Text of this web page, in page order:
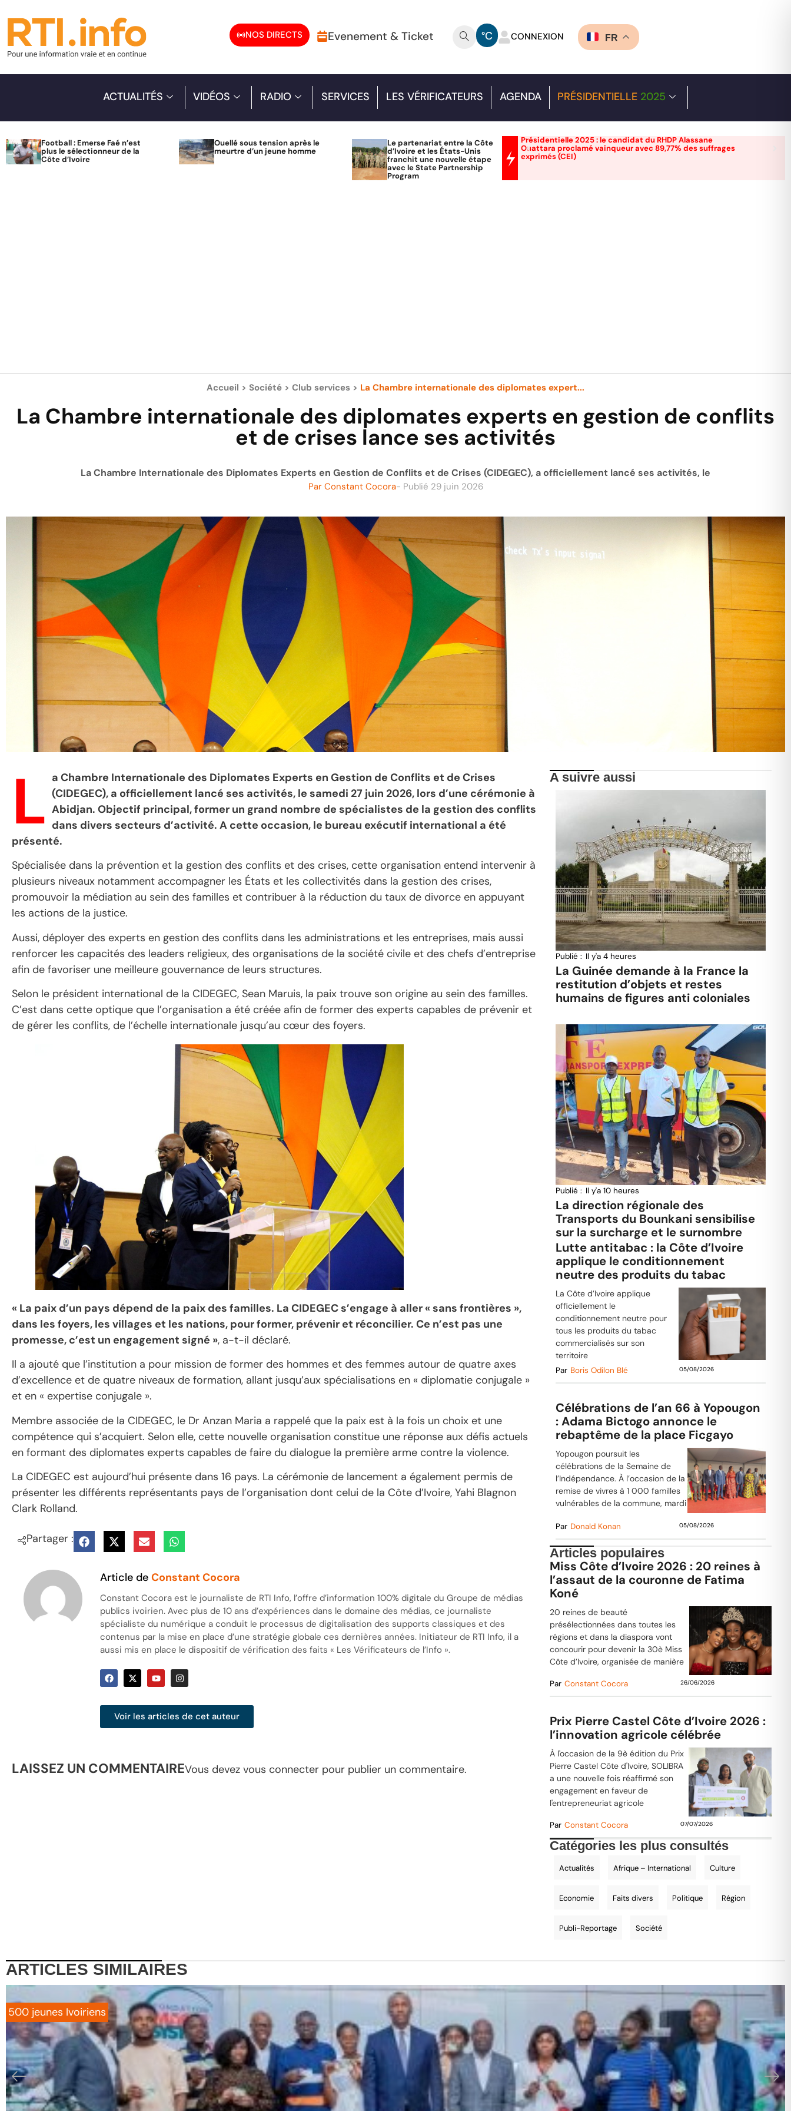
NOS DIRECTS Evenement & Ticket °C CONNEXION FR
ACTUALITÉS VIDÉOS RADIO SERVICES LES VÉRIFICATEURS AGENDA PRÉSIDENTIELLE 2025
Football : Emerse Faé n’est
plus le sélectionneur de la
Côte d’Ivoire
Ouellé sous tension après le
meurtre d’un jeune homme
Le partenariat entre la Côte
d’Ivoire et les États-Unis
franchit une nouvelle étape
avec le State Partnership
Program
Présidentielle 2025 : le candidat du RHDP Alassane
Ouattara proclamé vainqueur avec 89,77% des suffrages
exprimés (CEI)
Accueil > Société > Club services > La Chambre internationale des diplomates expert...
La Chambre internationale des diplomates experts en gestion de conflits
et de crises lance ses activités
La Chambre Internationale des Diplomates Experts en Gestion de Conflits et de Crises (CIDEGEC), a officiellement lancé ses activités, le
Par Constant Cocora- Publié 29 juin 2026
L a Chambre Internationale des Diplomates Experts en Gestion de Conflits et de Crises
(CIDEGEC), a officiellement lancé ses activités, le samedi 27 juin 2026, lors d’une cérémonie à
Abidjan. Objectif principal, former un grand nombre de spécialistes de la gestion des conflits
dans divers secteurs d’activité. A cette occasion, le bureau exécutif international a été
présenté.
Spécialisée dans la prévention et la gestion des conflits et des crises, cette organisation entend intervenir à
plusieurs niveaux notamment accompagner les États et les collectivités dans la gestion des crises,
promouvoir la médiation au sein des familles et contribuer à la réduction du taux de divorce en appuyant
les actions de la justice.
Aussi, déployer des experts en gestion des conflits dans les administrations et les entreprises, mais aussi
renforcer les capacités des leaders religieux, des organisations de la société civile et des chefs d’entreprise
afin de favoriser une meilleure gouvernance de leurs structures.
Selon le président international de la CIDEGEC, Sean Maruis, la paix trouve son origine au sein des familles.
C’est dans cette optique que l’organisation a été créée afin de former des experts capables de prévenir et
de gérer les conflits, de l’échelle internationale jusqu’au cœur des foyers.
« La paix d’un pays dépend de la paix des familles. La CIDEGEC s’engage à aller « sans frontières »,
dans les foyers, les villages et les nations, pour former, prévenir et réconcilier. Ce n’est pas une
promesse, c’est un engagement signé », a-t-il déclaré.
Il a ajouté que l’institution a pour mission de former des hommes et des femmes autour de quatre axes
d’excellence et de quatre niveaux de formation, allant jusqu’aux spécialisations en « diplomatie conjugale »
et en « expertise conjugale ».
Membre associée de la CIDEGEC, le Dr Anzan Maria a rappelé que la paix est à la fois un choix et une
compétence qui s’acquiert. Selon elle, cette nouvelle organisation constitue une réponse aux défis actuels
en formant des diplomates experts capables de faire du dialogue la première arme contre la violence.
La CIDEGEC est aujourd’hui présente dans 16 pays. La cérémonie de lancement a également permis de
présenter les différents représentants pays de l’organisation dont celui de la Côte d’Ivoire, Yahi Blagnon
Clark Rolland.
Partager :
Article deConstant Cocora
Constant Cocora est le journaliste de RTI Info, l’offre d’information 100% digitale du Groupe de médias
publics ivoirien. Avec plus de 10 ans d’expériences dans le domaine des médias, ce journaliste
spécialiste du numérique a conduit le processus de digitalisation des supports classiques et des
contenus par la mise en place d’une stratégie globale ces dernières années. Initiateur de RTI Info, il a
aussi mis en place le dispositif de vérification des faits « Les Vérificateurs de l’Info ».
Voir les articles de cet auteur
LAISSEZ UN COMMENTAIREVous devez vous connecter pour publier un commentaire.
A suivre aussi
Publié : Il y'a 4 heures
La Guinée demande à la France la
restitution d’objets et restes
humains de figures anti coloniales
Publié : Il y'a 10 heures
La direction régionale des
Transports du Bounkani sensibilise
sur la surcharge et le surnombre
Lutte antitabac : la Côte d’Ivoire
applique le conditionnement
neutre des produits du tabac
La Côte d’Ivoire applique
officiellement le
conditionnement neutre pour
tous les produits du tabac
commercialisés sur son
territoire
Par Boris Odilon Blé 05/08/2026
Célébrations de l’an 66 à Yopougon
: Adama Bictogo annonce le
rebaptême de la place Ficgayo
Yopougon poursuit les
célébrations de la Semaine de
l’Indépendance. À l’occasion de la
remise de vivres à 1 000 familles
vulnérables de la commune, mardi
Par Donald Konan 05/08/2026
Articles populaires
Miss Côte d’Ivoire 2026 : 20 reines à
l’assaut de la couronne de Fatima
Koné
20 reines de beauté
présélectionnées dans toutes les
régions et dans la diaspora vont
concourir pour devenir la 30è Miss
Côte d’Ivoire, organisée de manière
Par Constant Cocora 26/06/2026
Prix Pierre Castel Côte d’Ivoire 2026 :
l’innovation agricole célébrée
À l'occasion de la 9è édition du Prix
Pierre Castel Côte d'Ivoire, SOLIBRA
a une nouvelle fois réaffirmé son
engagement en faveur de
l'entrepreneuriat agricole
Par Constant Cocora 07/07/2026
Catégories les plus consultés
Actualités Afrique – International Culture
Economie Faits divers Politique Région
Publi-Reportage Société
ARTICLES SIMILAIRES
500 jeunes Ivoiriens